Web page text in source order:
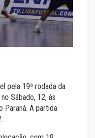
pela 19ª rodada da
Sábado, 12, às
Paraná. A partida